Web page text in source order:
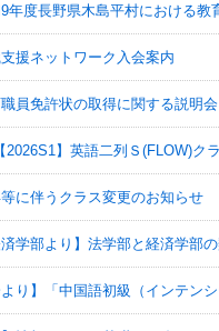
9年度長野県木島平村における教
支援ネットワーク入会案内
職員免許状の取得に関する説明
2026S1】英語二列Ｓ(FLOW)ク
等に伴うクラス変更のお知らせ
済学部より】法学部と経済学部
より】「中国語初級（インテン